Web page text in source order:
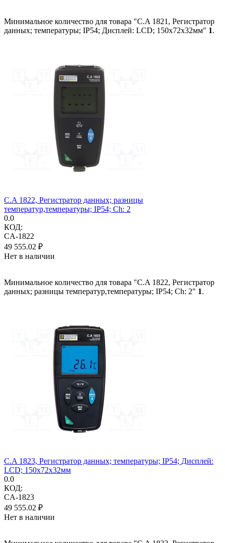
Минимальное количество для товара "C.A 1821, Регистратор
данных; температуры; IP54; Дисплей: LCD; 150x72x32мм" 1.
C.A 1822, Регистратор данных; разницы
температур,температуры; IP54; Ch: 2
0.0
КОД:
CA-1822
49 555.02 ₽
Нет в наличии
Минимальное количество для товара "C.A 1822, Регистратор
данных; разницы температур,температуры; IP54; Ch: 2" 1.
C.A 1823, Регистратор данных; температуры; IP54; Дисплей:
LCD; 150x72x32мм
0.0
КОД:
CA-1823
49 555.02 ₽
Нет в наличии